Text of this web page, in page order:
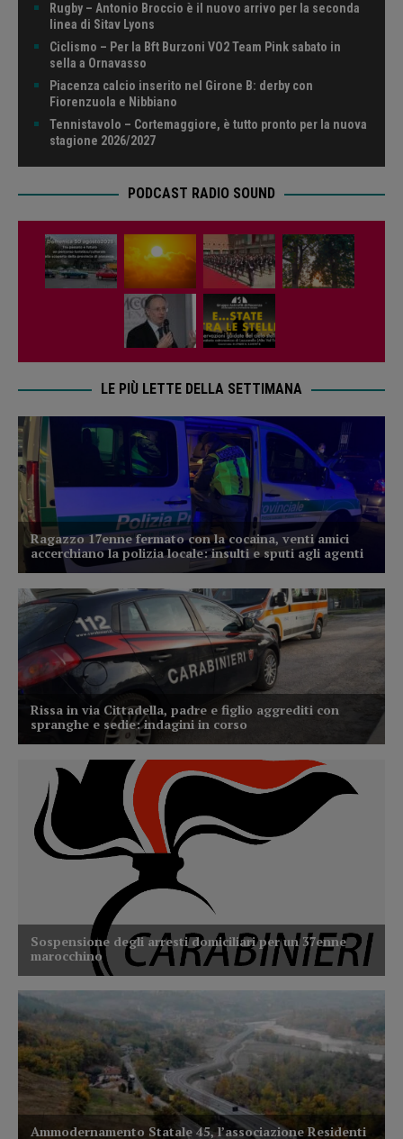
Rugby – Antonio Broccio è il nuovo arrivo per la seconda
linea di Sitav Lyons
Ciclismo – Per la Bft Burzoni VO2 Team Pink sabato in
sella a Ornavasso
Piacenza calcio inserito nel Girone B: derby con
Fiorenzuola e Nibbiano
Tennistavolo – Cortemaggiore, è tutto pronto per la nuova
stagione 2026/2027
PODCAST RADIO SOUND
LE PIÙ LETTE DELLA SETTIMANA